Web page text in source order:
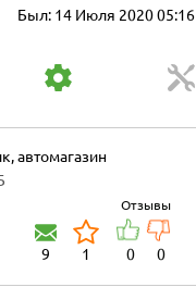
Был: 14 Июля 2020 05:16
автомагазин
9 1
Отзывы
0 0